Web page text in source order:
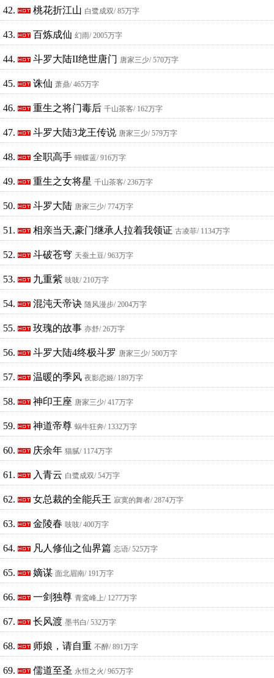
42. 桃花折江山 白鹭成双/ 85万字
43. 百炼成仙 幻雨/ 2005万字
44. 斗罗大陆II绝世唐门 唐家三少/ 570万字
45. 诛仙 萧鼎/ 465万字
46. 重生之将门毒后 千山茶客/ 162万字
47. 斗罗大陆3龙王传说 唐家三少/ 579万字
48. 全职高手 蝴蝶蓝/ 916万字
49. 重生之女将星 千山茶客/ 236万字
50. 斗罗大陆 唐家三少/ 774万字
51. 相亲当天,豪门继承人拉着我领证 古凌菲/ 1134万字
52. 斗破苍穹 天蚕土豆/ 963万字
53. 九重紫 吱吱/ 210万字
54. 混沌天帝诀 随风漫步/ 2004万字
55. 玫瑰的故事 亦舒/ 26万字
56. 斗罗大陆4终极斗罗 唐家三少/ 500万字
57. 温暖的季风 夜影恋姬/ 189万字
58. 神印王座 唐家三少/ 417万字
59. 神道帝尊 蜗牛狂奔/ 1332万字
60. 庆余年 猫腻/ 1174万字
61. 入青云 白鹭成双/ 54万字
62. 女总裁的全能兵王 寂寞的舞者/ 2874万字
63. 金陵春 吱吱/ 400万字
64. 凡人修仙之仙界篇 忘语/ 525万字
65. 嫡谋 面北眉南/ 191万字
66. 一剑独尊 青鸾峰上/ 1277万字
67. 长风渡 墨书白/ 532万字
68. 师娘，请自重 不醉/ 891万字
69. 儒道至圣 永恒之火/ 965万字